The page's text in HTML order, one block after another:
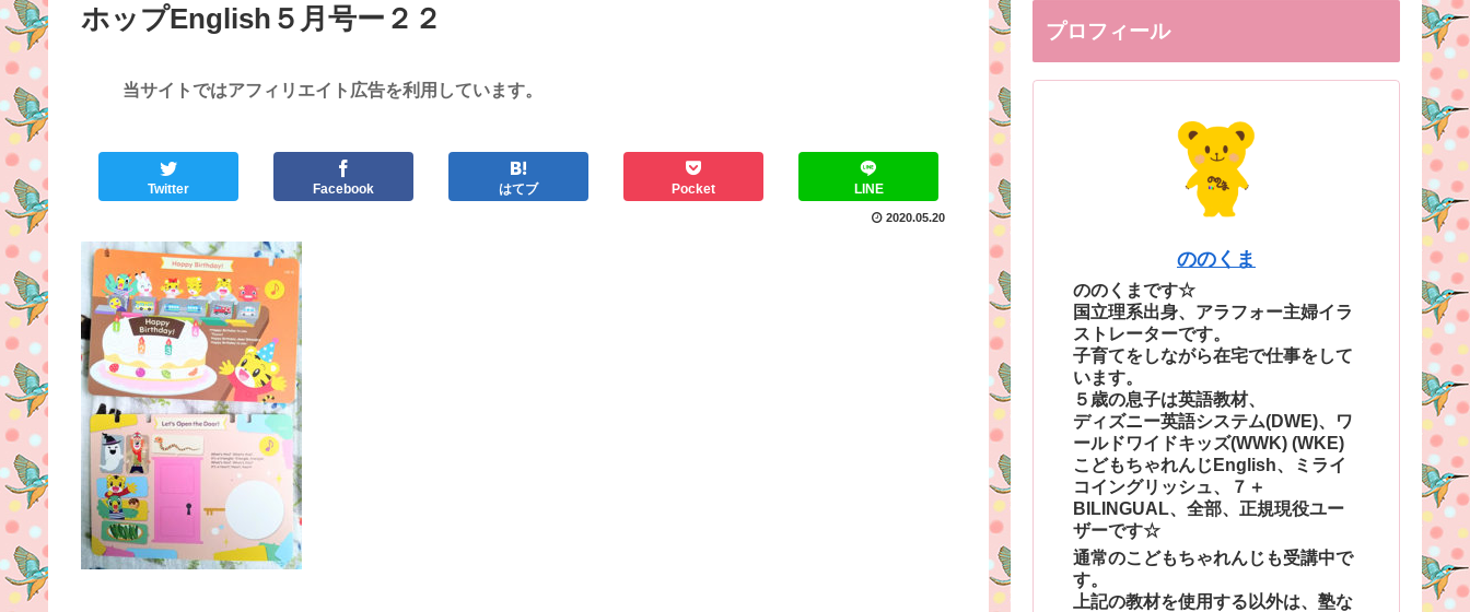
ホップEnglish５月号ー２２
当サイトではアフィリエイト広告を利用しています。
Twitter Facebook はてブ Pocket LINE
2020.05.20
プロフィール
ののくま
ののくまです☆
国立理系出身、アラフォー主婦イラ
ストレーターです。
子育てをしながら在宅で仕事をして
います。
５歳の息子は英語教材、
ディズニー英語システム(DWE)、ワ
ールドワイドキッズ(WWK) (WKE)
こどもちゃれんじEnglish、ミライ
コイングリッシュ、７＋
BILINGUAL、全部、正規現役ユー
ザーです☆
通常のこどもちゃれんじも受講中で
す。
上記の教材を使用する以外は、塾な